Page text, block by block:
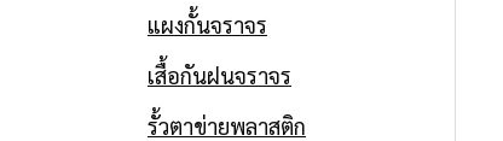
แผงกั้นจราจร
เสื้อกันฝนจราจร
รั้วตาข่ายพลาสติก